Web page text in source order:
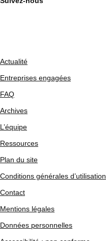
Actualité
Entreprises engagées
FAQ
Archives
L’équipe
Ressources
Plan du site
Conditions générales d’utilisation
Contact
Mentions légales
Données personnelles